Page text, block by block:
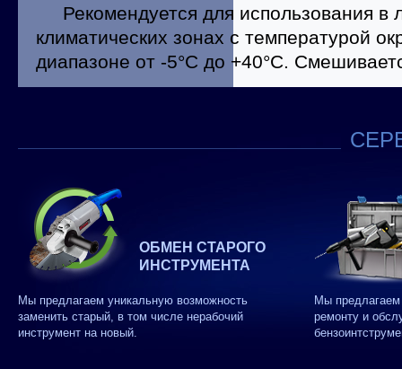
Рекомендуется для использования в
климатических зонах с температурой
диапазоне от -5°С до +40°С.
ОБМЕН СТАРОГО
ИНСТРУМЕНТА
Мы предлагаем уникальную возможность
заменить старый, в том числе нерабочий
инструмент на новый.
Мы
ремонту и